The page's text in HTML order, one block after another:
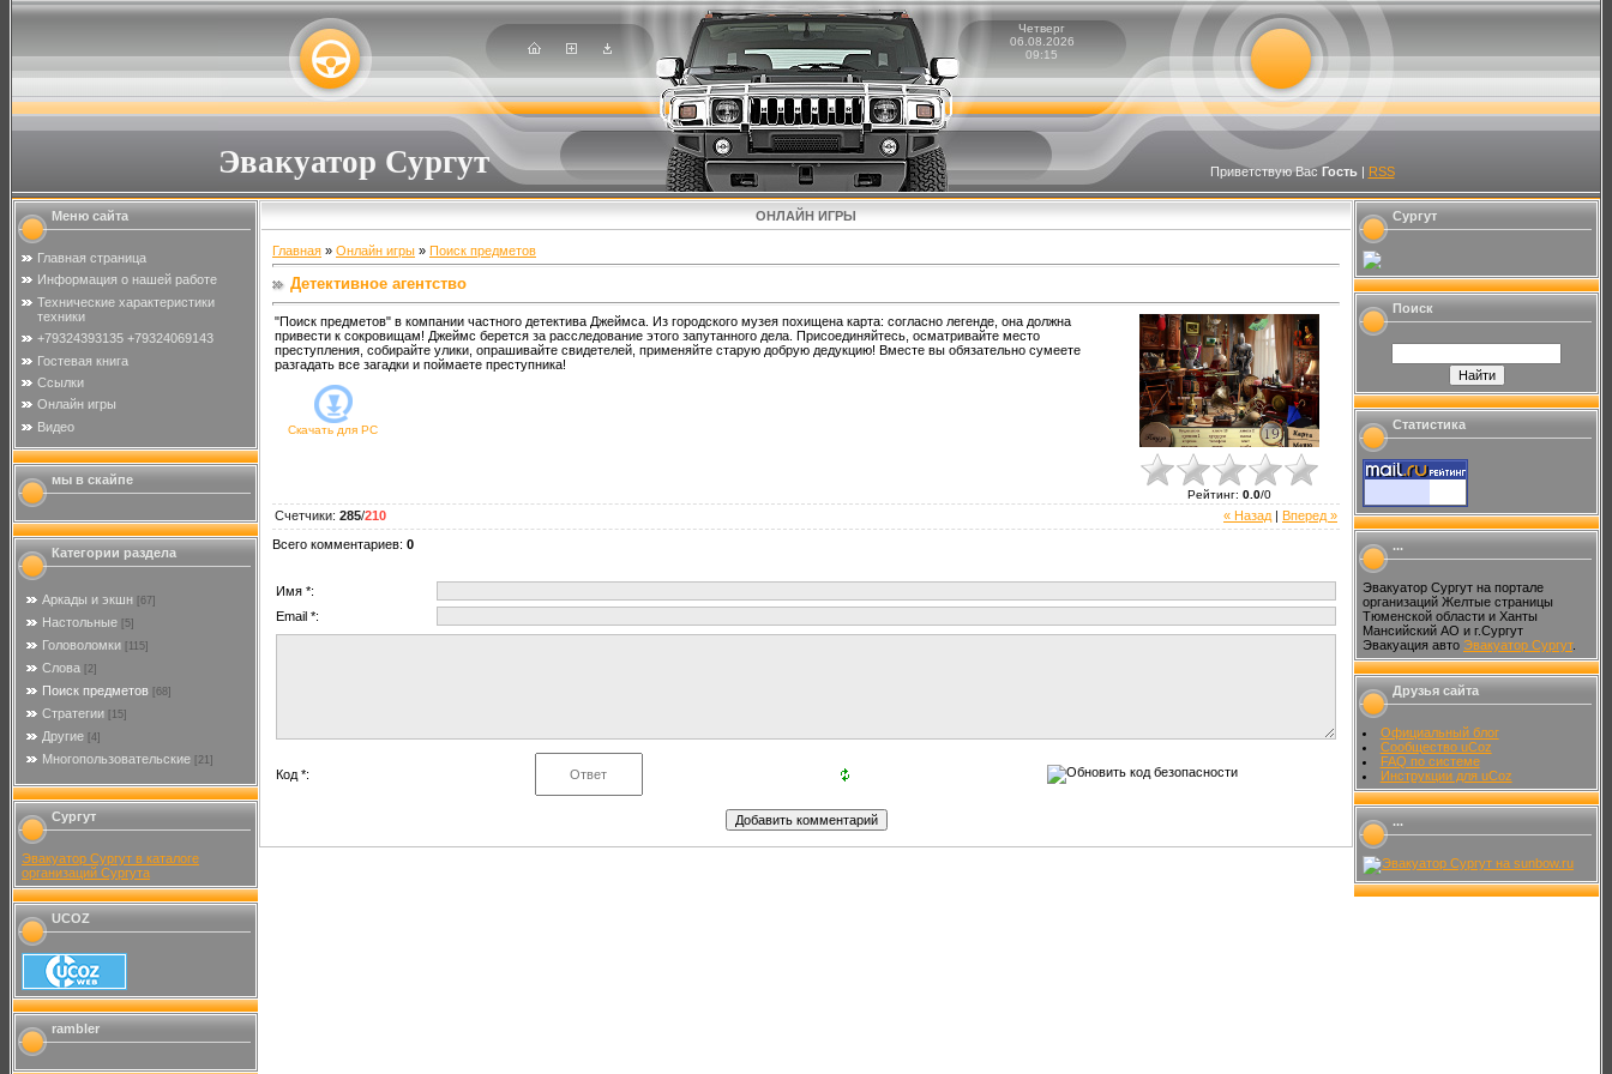
Эвакуатор Сургут
Четверг
06.08.2026
09:15
Приветствую Вас Гость| RSS
Меню сайта
Главная страница
Информация о нашей работе
Технические характеристики
техники
+79324393135 +79324069143
Гостевая книга
Ссылки
Онлайн игры
Видео
мы в скайпе
Категории раздела
Аркады и экшн [67]
Настольные [5]
Головоломки [115]
Слова [2]
Поиск предметов [68]
Стратегии [15]
Другие [4]
Многопользовательские [21]
Сургут
Эвакуатор Сургут в каталоге
организаций Сургута
UCOZ
rambler
ОНЛАЙН ИГРЫ
Главная » Онлайн игры » Поиск предметов
Детективное агентство
"Поиск предметов" в компании частного детектива Джеймса. Из городского музея похищена карта: согласно легенде, она должна
привести к сокровищам! Джеймс берется за расследование этого запутанного дела. Присоединяйтесь, осматривайте место
преступления, собирайте улики, опрашивайте свидетелей, применяйте старую добрую дедукцию! Вместе вы обязательно сумеете
разгадать все загадки и поймаете преступника!
Скачать для PC
Рейтинг: 0.0/0
« Назад Вперед »
Счетчики: 285/210
Всего комментариев: 0
Имя *:
Email *:
Код *:
Сургут
Поиск
Статистика
...
Эвакуатор Сургут на портале
организаций Желтые страницы
Тюменской области и Ханты
Мансийский АО и г.Сургут
Эвакуация авто Эвакуатор Сургут.
Друзья сайта
Официальный блог
Сообщество uCoz
FAQ по системе
Инструкции для uCoz
...